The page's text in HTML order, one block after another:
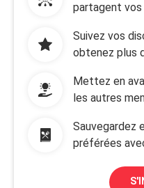
partagent
Suivez vos
obtenez plus
Mettez en
les autres
Sauvegardez
préférées